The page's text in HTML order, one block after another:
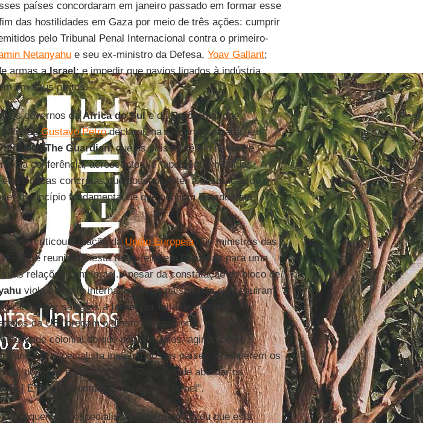
países concordaram em janeiro passado em formar esse
das hostilidades em Gaza por meio de três ações: cumprir
pelo Tribunal Penal Internacional contra o primeiro-
Netanyahue seu ex-ministro da Defesa, Yoav Gallant;
armas aIsrael; e impedir que navios ligados à indústria
em seus portos.
governos daÁfrica do Sule daColômbia, que
anfitriãoGustavo Petrodeclarou na semana passada, em
britânicoThe Guardian, que os países "têm o dever de
da conferência, acrescentou, é "apresentar medidas
concretas que possam deter a destruição de
o princípio fundamental de que nenhum Estado está
criticou a inação daUnião Europeia. Os ministros das
27 se reuniram nesta terça-feira em
Bruxelaspara uma
relações com Israel. Apesar da constatação do bloco de
viola o direito internacional, os países não conseguiram
impor sanções aIsrael
por falta de consenso. A
da UE "pregam o direito internacional, mas são
colonial do que por princípios, agindo como
O especialista instou todos os países a romperem os
políticos e econômicos: "Paramos de abordar os
[...] É urgente romper os laços com Israel".
a especialista também enfatizou que esta